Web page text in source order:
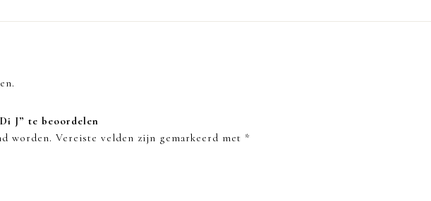
J” te beoordelen
worden. Vereiste velden zijn gemarkeerd met *